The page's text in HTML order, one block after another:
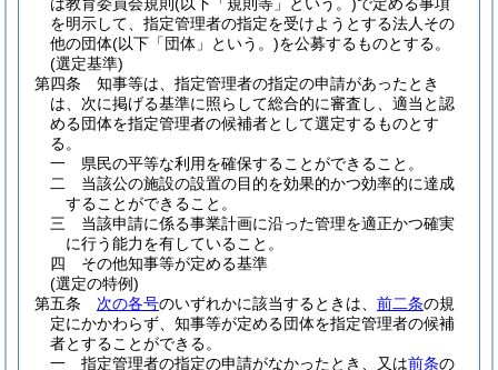
を明示して、指定管理者の指定を受けようとする法人その
他の団体(以下「団体」という。)を公募するものとする。
(選定基準)
第四条
知事等は、指定管理者の指定の申請があったとき
は、次に掲げる基準に照らして総合的に審査し、適当と認
める団体を指定管理者の候補者として選定するものとす
る。
一
県民の平等な利用を確保することができること。
二
当該公の施設の設置の目的を効果的かつ効率的に達成
することができること。
三
当該申請に係る事業計画に沿った管理を適正かつ確実
に行う能力を有していること。
四
その他知事等が定める基準
(選定の特例)
第五条
次の各号のいずれかに該当するときは、 前二条の規
定にかかわらず、知事等が定める団体を指定管理者の候補
者とすることができる。
一
指定管理者の指定の申請がなかったとき、又は前条の